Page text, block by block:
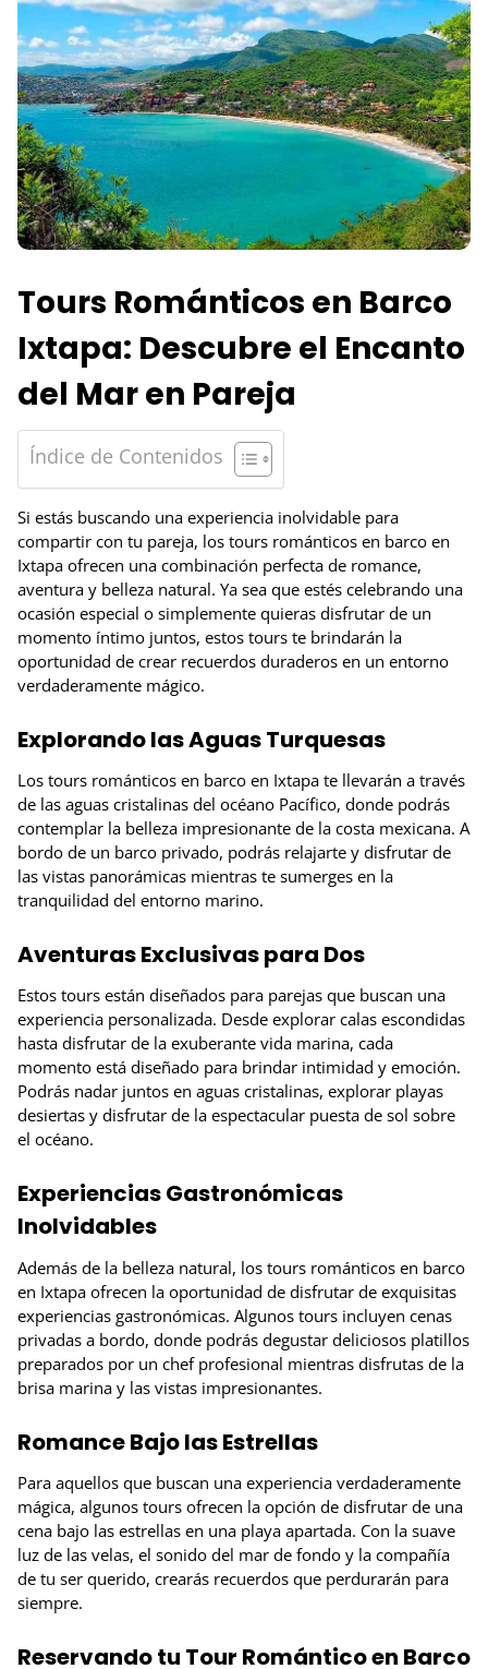
Tours Románticos en Barco
Ixtapa: Descubre el Encanto
del Mar en Pareja
Índice de Contenidos
Si estás buscando una experiencia inolvidable para
compartir con tu pareja, los tours románticos en barco en
Ixtapa ofrecen una combinación perfecta de romance,
aventura y belleza natural. Ya sea que estés celebrando una
ocasión especial o simplemente quieras disfrutar de un
momento íntimo juntos, estos tours te brindarán la
oportunidad de crear recuerdos duraderos en un entorno
verdaderamente mágico.
Explorando las Aguas Turquesas
Los tours románticos en barco en Ixtapa te llevarán a través
de las aguas cristalinas del océano Pacífico, donde podrás
contemplar la belleza impresionante de la costa mexicana. A
bordo de un barco privado, podrás relajarte y disfrutar de
las vistas panorámicas mientras te sumerges en la
tranquilidad del entorno marino.
Aventuras Exclusivas para Dos
Estos tours están diseñados para parejas que buscan una
experiencia personalizada. Desde explorar calas escondidas
hasta disfrutar de la exuberante vida marina, cada
momento está diseñado para brindar intimidad y emoción.
Podrás nadar juntos en aguas cristalinas, explorar playas
desiertas y disfrutar de la espectacular puesta de sol sobre
el océano.
Experiencias Gastronómicas
Inolvidables
Además de la belleza natural, los tours románticos en barco
en Ixtapa ofrecen la oportunidad de disfrutar de exquisitas
experiencias gastronómicas. Algunos tours incluyen cenas
privadas a bordo, donde podrás degustar deliciosos platillos
preparados por un chef profesional mientras disfrutas de la
brisa marina y las vistas impresionantes.
Romance Bajo las Estrellas
Para aquellos que buscan una experiencia verdaderamente
mágica, algunos tours ofrecen la opción de disfrutar de una
cena bajo las estrellas en una playa apartada. Con la suave
luz de las velas, el sonido del mar de fondo y la compañía
de tu ser querido, crearás recuerdos que perdurarán para
siempre.
Reservando tu Tour Romántico en Barco